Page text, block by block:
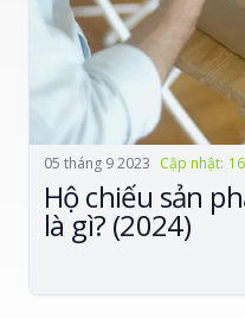
05 tháng 9 2023 Cập nhật:
Hộ chiếu sản
là gì? (2024)